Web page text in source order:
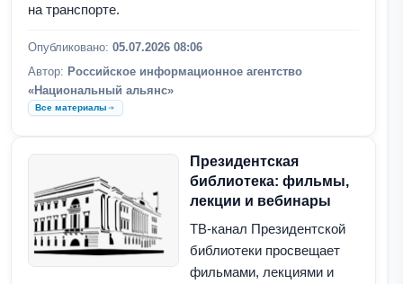
на транспорте.
Опубликовано: 05.07.2026 08:06
Автор: Российское информационное агентство
«Национальный альянс»
Все материалы
Президентская
библиотека: фильмы,
лекции и вебинары
ТВ-канал Президентской
библиотеки просвещает
фильмами, лекциями и